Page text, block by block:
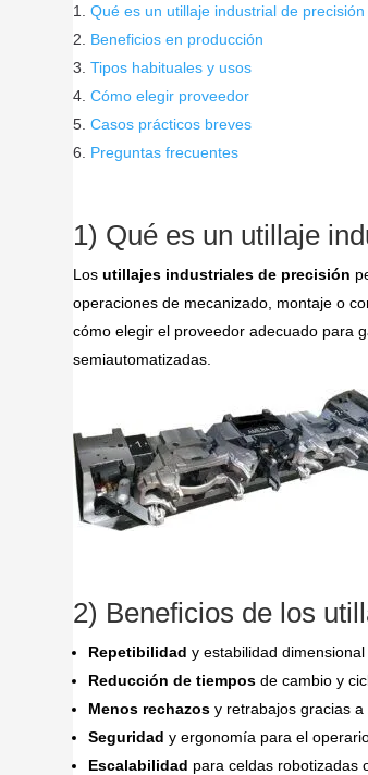
Qué es un utillaje industrial de precisión
Beneficios en producción
Tipos habituales y usos
Cómo elegir proveedor
Casos prácticos breves
Preguntas frecuentes
1) Qué es un utillaje
Losutillajes industriales de precisión
operaciones de mecanizado, montaje o
cómo elegir el proveedor adecuado para
semiautomatizadas.
2) Beneficios de los
Repetibilidad y estabilidad dimensional
Reducción de tiempos de cambio y
Menos rechazos y retrabajos gracias a
Seguridad y ergonomía para el
Escalabilidad para celdas robotizadas